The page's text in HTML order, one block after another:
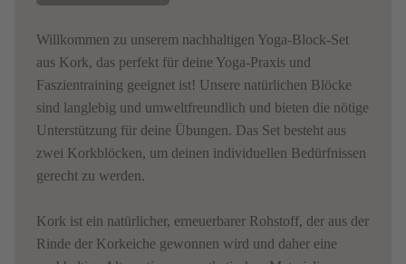
Willkommen zu unserem nachhaltigen Yoga-Block-Set
aus Kork, das perfekt für deine Yoga-Praxis und
Faszientraining geeignet ist! Unsere natürlichen Blöcke
sind langlebig und umweltfreundlich und bieten die nötige
Unterstützung für deine Übungen. Das Set besteht aus
zwei Korkblöcken, um deinen individuellen Bedürfnissen
gerecht zu werden.
Kork ist ein natürlicher, erneuerbarer Rohstoff, der aus der
Rinde der Korkeiche gewonnen wird und daher eine